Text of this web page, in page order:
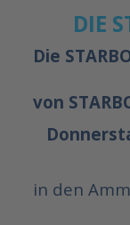
DIE
Die
von
in den